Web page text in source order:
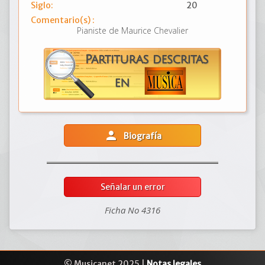
Siglo:
20
Comentario(s) :
Pianiste de Maurice Chevalier
person Biografía
Señalar un error
Ficha No 4316